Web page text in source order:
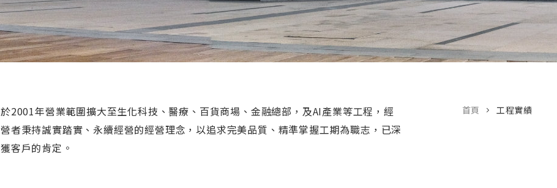
於2001年營業範圍擴大至生化科技、醫療、百貨商場、金融總部，及AI產業等工程，經
營者秉持誠實踏實、永續經營的經營理念，以追求完美品質、精準掌握工期為職志，已深
獲客戶的肯定。
首頁 工程實績